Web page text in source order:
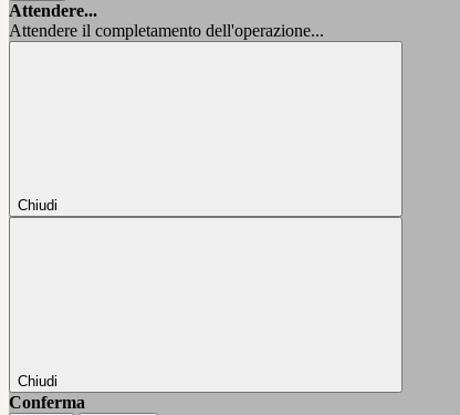
Attendere...
Attendere il completamento dell'operazione...
Chiudi
Chiudi
Conferma